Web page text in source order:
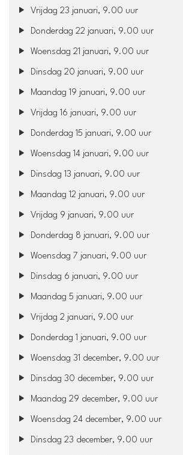
Vrijdag 23 januari, 9.00 uur
Donderdag 22 januari, 9.00 uur
Woensdag 21 januari, 9.00 uur
Dinsdag 20 januari, 9.00 uur
Maandag 19 januari, 9.00 uur
Vrijdag 16 januari, 9.00 uur
Donderdag 15 januari, 9.00 uur
Woensdag 14 januari, 9.00 uur
Dinsdag 13 januari, 9.00 uur
Maandag 12 januari, 9.00 uur
Vrijdag 9 januari, 9.00 uur
Donderdag 8 januari, 9.00 uur
Woensdag 7 januari, 9.00 uur
Dinsdag 6 januari, 9.00 uur
Maandag 5 januari, 9.00 uur
Vrijdag 2 januari, 9.00 uur
Donderdag 1 januari, 9.00 uur
Woensdag 31 december, 9.00 uur
Dinsdag 30 december, 9.00 uur
Maandag 29 december, 9.00 uur
Woensdag 24 december, 9.00 uur
Dinsdag 23 december, 9.00 uur